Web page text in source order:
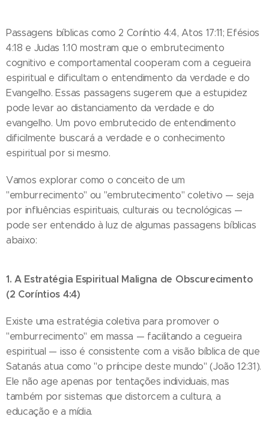
Passagens bíblicas como 2 Coríntio 4:4, Atos 17:11; Efésios
4:18 e Judas 1:10 mostram que o embrutecimento
cognitivo e comportamental cooperam com a cegueira
espiritual e dificultam o entendimento da verdade e do
Evangelho. Essas passagens sugerem que a estupidez
pode levar ao distanciamento da verdade e do
evangelho. Um povo embrutecido de entendimento
dificilmente buscará a verdade e o conhecimento
espiritual por si mesmo.
Vamos explorar como o conceito de um
"emburrecimento" ou "embrutecimento" coletivo — seja
por influências espirituais, culturais ou tecnológicas —
pode ser entendido à luz de algumas passagens bíblicas
abaixo:
1. A Estratégia Espiritual Maligna de Obscurecimento
(2 Coríntios 4:4)
Existe uma estratégia coletiva para promover o
"emburrecimento" em massa — facilitando a cegueira
espiritual — isso é consistente com a visão bíblica de que
Satanás atua como "o príncipe deste mundo" (João 12:31).
Ele não age apenas por tentações individuais, mas
também por sistemas que distorcem a cultura, a
educação e a mídia.